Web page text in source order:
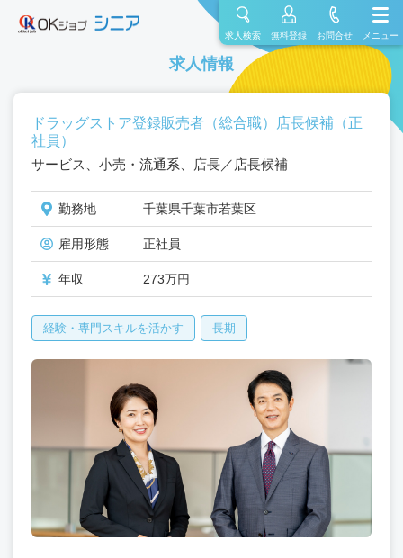
求人検索 無料登録 お問合せ メニュー
求人情報
ドラッグストア登録販売者（総合職）店長候補（正
社員）
サービス、小売・流通系、店長／店長候補
勤務地 千葉県千葉市若葉区
雇用形態 正社員
年収 273万円
経験・専門スキルを活かす 長期